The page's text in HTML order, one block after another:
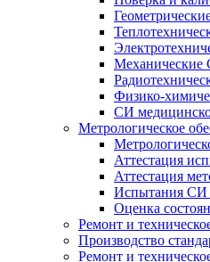
Механические
Физико-
СИ
Метрологическое
Аттестация
Аттестация
Испытания СИ
Оценка
Ремонт и
Производство
Ремонт и